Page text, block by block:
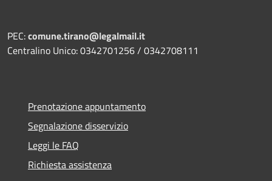
PEC:comune.tirano@legalmail.it
Centralino Unico: 0342701256 / 0342708111
Prenotazione appuntamento
Segnalazione disservizio
Leggi le FAQ
Richiesta assistenza